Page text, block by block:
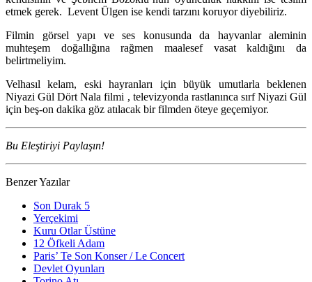
etmek gerek. Levent Ülgen ise kendi tarzını koruyor diyebiliriz.
Filmin görsel yapı ve ses konusunda da hayvanlar aleminin
muhteşem doğallığına rağmen maalesef vasat kaldığını da
belirtmeliyim.
Velhasıl kelam, eski hayranları için büyük umutlarla beklenen
Niyazi Gül Dört Nala filmi , televizyonda rastlanınca sırf Niyazi Gül
için beş-on dakika göz atılacak bir filmden öteye geçemiyor.
Bu Eleştiriyi Paylaşın!
Benzer Yazılar
Son Durak 5
Yerçekimi
Kuru Otlar Üstüne
12 Öfkeli Adam
Paris’ Te Son Konser / Le Concert
Devlet Oyunları